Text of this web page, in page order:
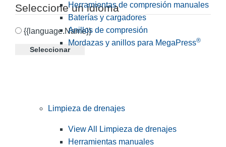
Seleccione un idioma
{{language.Name}}
Seleccionar
Herramientas de compresión manuales
Baterías y cargadores
Anillos de compresión
Mordazas y anillos para MegaPress®
Limpieza de drenajes
View All Limpieza de drenajes
Herramientas manuales